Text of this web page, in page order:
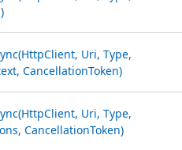
Uri, Type,
CancellationToken)
Uri, Type,
CancellationToken)